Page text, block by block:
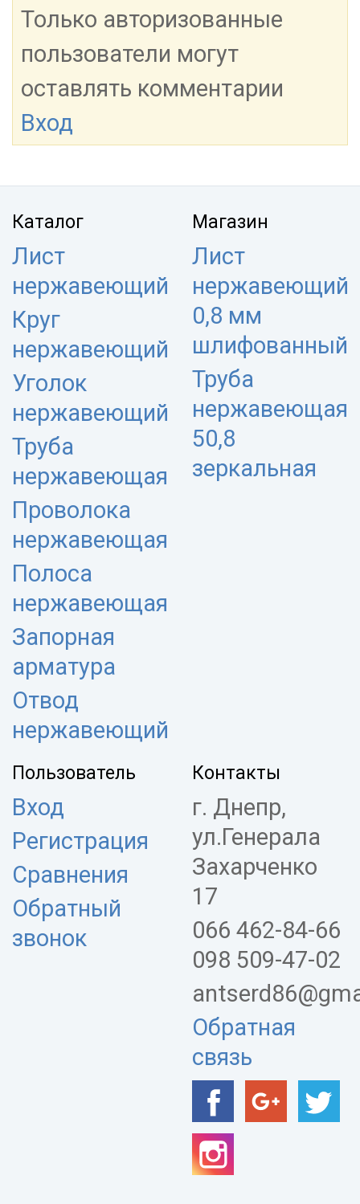
Только авторизованные
пользователи могут
оставлять комментарии
Вход
Каталог
Лист
нержавеющий
Круг
нержавеющий
Уголок
нержавеющий
Труба
нержавеющая
Проволока
нержавеющая
Полоса
нержавеющая
Запорная
арматура
Отвод
нержавеющий
Магазин
Лист
нержавеющий
0,8 мм
шлифованный
Труба
нержавеющая
50,8
зеркальная
Пользователь
Вход
Регистрация
Сравнения
Обратный
звонок
Контакты
г. Днепр,
ул.Генерала
Захарченко
17
066 462-84-66
098 509-47-02
Обратная
связь